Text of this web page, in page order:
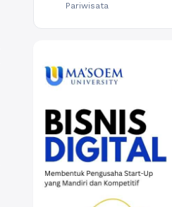
Pariwisata